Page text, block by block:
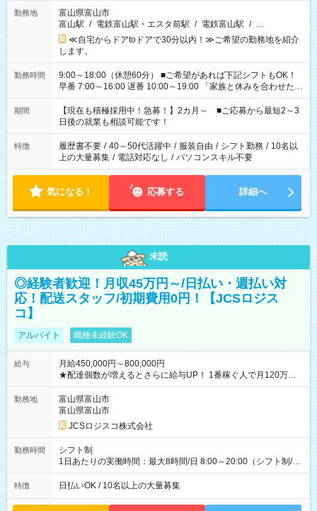
勤務地
富山県富山市
富山駅 / 電鉄富山駅・エスタ前駅 / 電鉄富山駅 / …
≪自宅からドアtoドアで30分以内！≫ご希望の勤務地を紹介
します。
勤務時間
9:00～18:00（休憩60分） ■ご希望があれば下記シフトもOK！
早番 7:00～16:00 遅番 10:00～19:00 「家族と休みを合わせた
い」 「余裕を持って夕飯の準備がしたい」 「できれば残業はし
たくない」 など、ご希望を教えてくださいね。 ※Wワーク希望
の方へ 今ご覧のお仕事で希望する勤務時間と、もう1つのお仕事
の勤務時間。 合計で週40時間を超える場合は応募できません。
期間
【現在も積極採用中！急募！】2カ月～ ■ご応募から最短2～3
日後の就業も相談可能です！
特徴 履歴書不要 / 40～50代活躍中 / 服装自由 / シフト勤務 / 10名以
上の大量募集 / 電話対応なし / パソコンスキル不要
気になる！ 応募する 詳細へ
未読
◎経験者歓迎！月収45万円～/日払い・週払い対
応！配送スタッフ/初期費用0円！【JCSロジス
コ】
アルバイト 職種未経験OK
給与
月給450,000円～800,000円
★配達個数が増えるとさらに給与UP！ 1番稼ぐ人で月120万ほ
ど！ ・主要都市エリア 月収55万円／週5日稼働 月収65万~112
万円／週6日稼働 ・地方郊外エリア 月収40万円／週5日稼働 月
収40万円~50万円／週6日稼働 ＜モデルイメージ＞ ■月収50万
円 (27歳男性/江東区在住)※元建築関係 1日150個配達×25日勤務
(日休み) ■月収80万円(43歳男性/墨田区在住)※元営業 1日200個
勤務地
富山県富山市
富山県富山市
JCSロジスコ株式会社
勤務時間
シフト制
1日あたりの実働時間：最大8時間/日 8:00～20:00（シフト制/実
働8時間） ※週5日勤務（場所次第では週4も有り） ※配達状況
によって時間外での勤務可能性有り ※案件により多少の前後あ
特徴 日払いOK / 10名以上の大量募集